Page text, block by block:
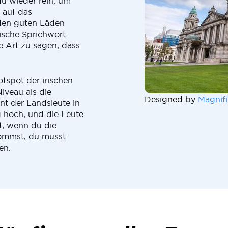
auf das
guten Läden
Sprichwort
Art zu sagen, dass
der irischen
als die
der Landsleute in
hoch, und die Leute
wenn du die
du musst
Designed by